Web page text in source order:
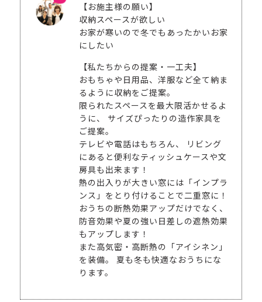
【お施主様の願い】
収納スペースが欲しい
お家が寒いので冬でもあったかいお家
にしたい
【私たちからの提案・一工夫】
おもちゃや日用品、洋服など全て納ま
るように収納をご提案。
限られたスペースを最大限活かせるよ
うに、 サイズぴったりの造作家具を
ご提案。
テレビや電話はもちろん、 リビング
にあると便利なティッシュケースや文
房具も出来ます！
熱の出入りが大きい窓には「インプラ
ンス」をとり付けることで二重窓に！
おうちの断熱効果アップだけでなく、
防音効果や夏の強い日差しの遮熱効果
もアップします！
また高気密・高断熱の「アイシネン」
を装備。 夏も冬も快適なおうちにな
ります。